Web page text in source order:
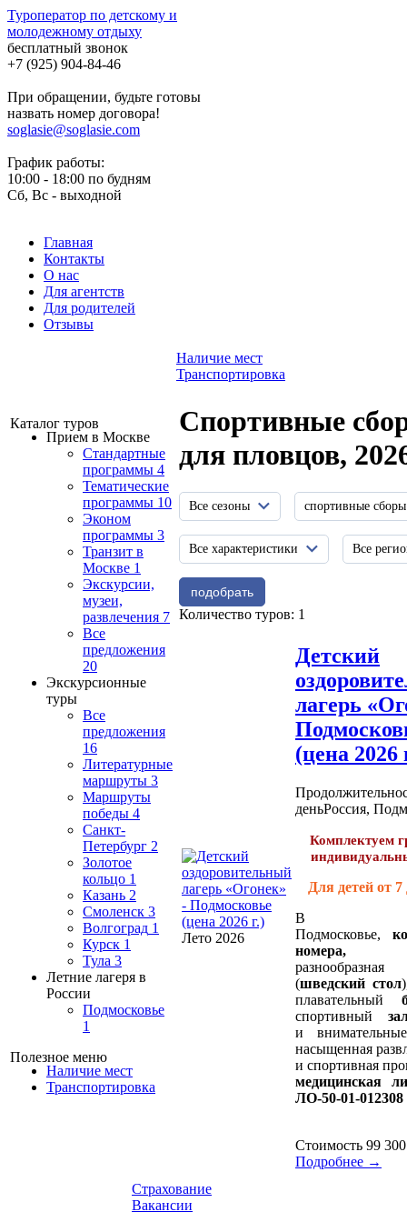
Туроператор по детскому и
молодежному отдыху
бесплатный звонок
+7 (925) 904-84-46
При обращении, будьте готовы
назвать номер договора!
soglasie@soglasie.com
График работы:
10:00 - 18:00 по будням
Сб, Вс - выходной
Главная
Контакты
О нас
Для агентств
Для родителей
Отзывы
Каталог туров
Прием в Москве
Стандартные
программы 4
Тематические
программы 10
Эконом
программы 3
Транзит в
Москве 1
Экскурсии,
музеи,
развлечения 7
Все
предложения
20
Экскурсионные
туры
Все
предложения
16
Литературные
маршруты 3
Маршруты
победы 4
Санкт-
Петербург 2
Золотое
кольцо 1
Казань 2
Смоленск 3
Волгоград 1
Курск 1
Тула 3
Летние лагеря в
России
Подмосковье
1
Полезное меню
Наличие мест
Транспортировка
Наличие мест
Транспортировка
Спортивные
для пловцов,
Все сезоны спортивные сборы
Все характеристики Все
Количество туров: 1
Лето 2026
Детский
лагерь
(цена 2026
деньРоссия,
Комплектуем
Для детей от 7
В
Подмосковье,
номера,
(шведский стол
плавательный
спортивный
и
насыщенная
и спортивная
медицинская
ЛО-50-01-012308
Стоимость 99
Подробнее →
Страхование
Вакансии